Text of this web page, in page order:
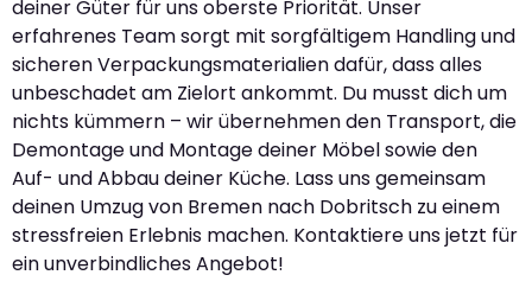
deiner Güter für uns oberste Priorität. Unser
erfahrenes Team sorgt mit sorgfältigem Handling und
sicheren Verpackungsmaterialien dafür, dass alles
unbeschadet am Zielort ankommt. Du musst dich um
nichts kümmern – wir übernehmen den Transport, die
Demontage und Montage deiner Möbel sowie den
Auf- und Abbau deiner Küche. Lass uns gemeinsam
deinen Umzug von Bremen nach Dobritsch zu einem
stressfreien Erlebnis machen. Kontaktiere uns jetzt für
ein unverbindliches Angebot!